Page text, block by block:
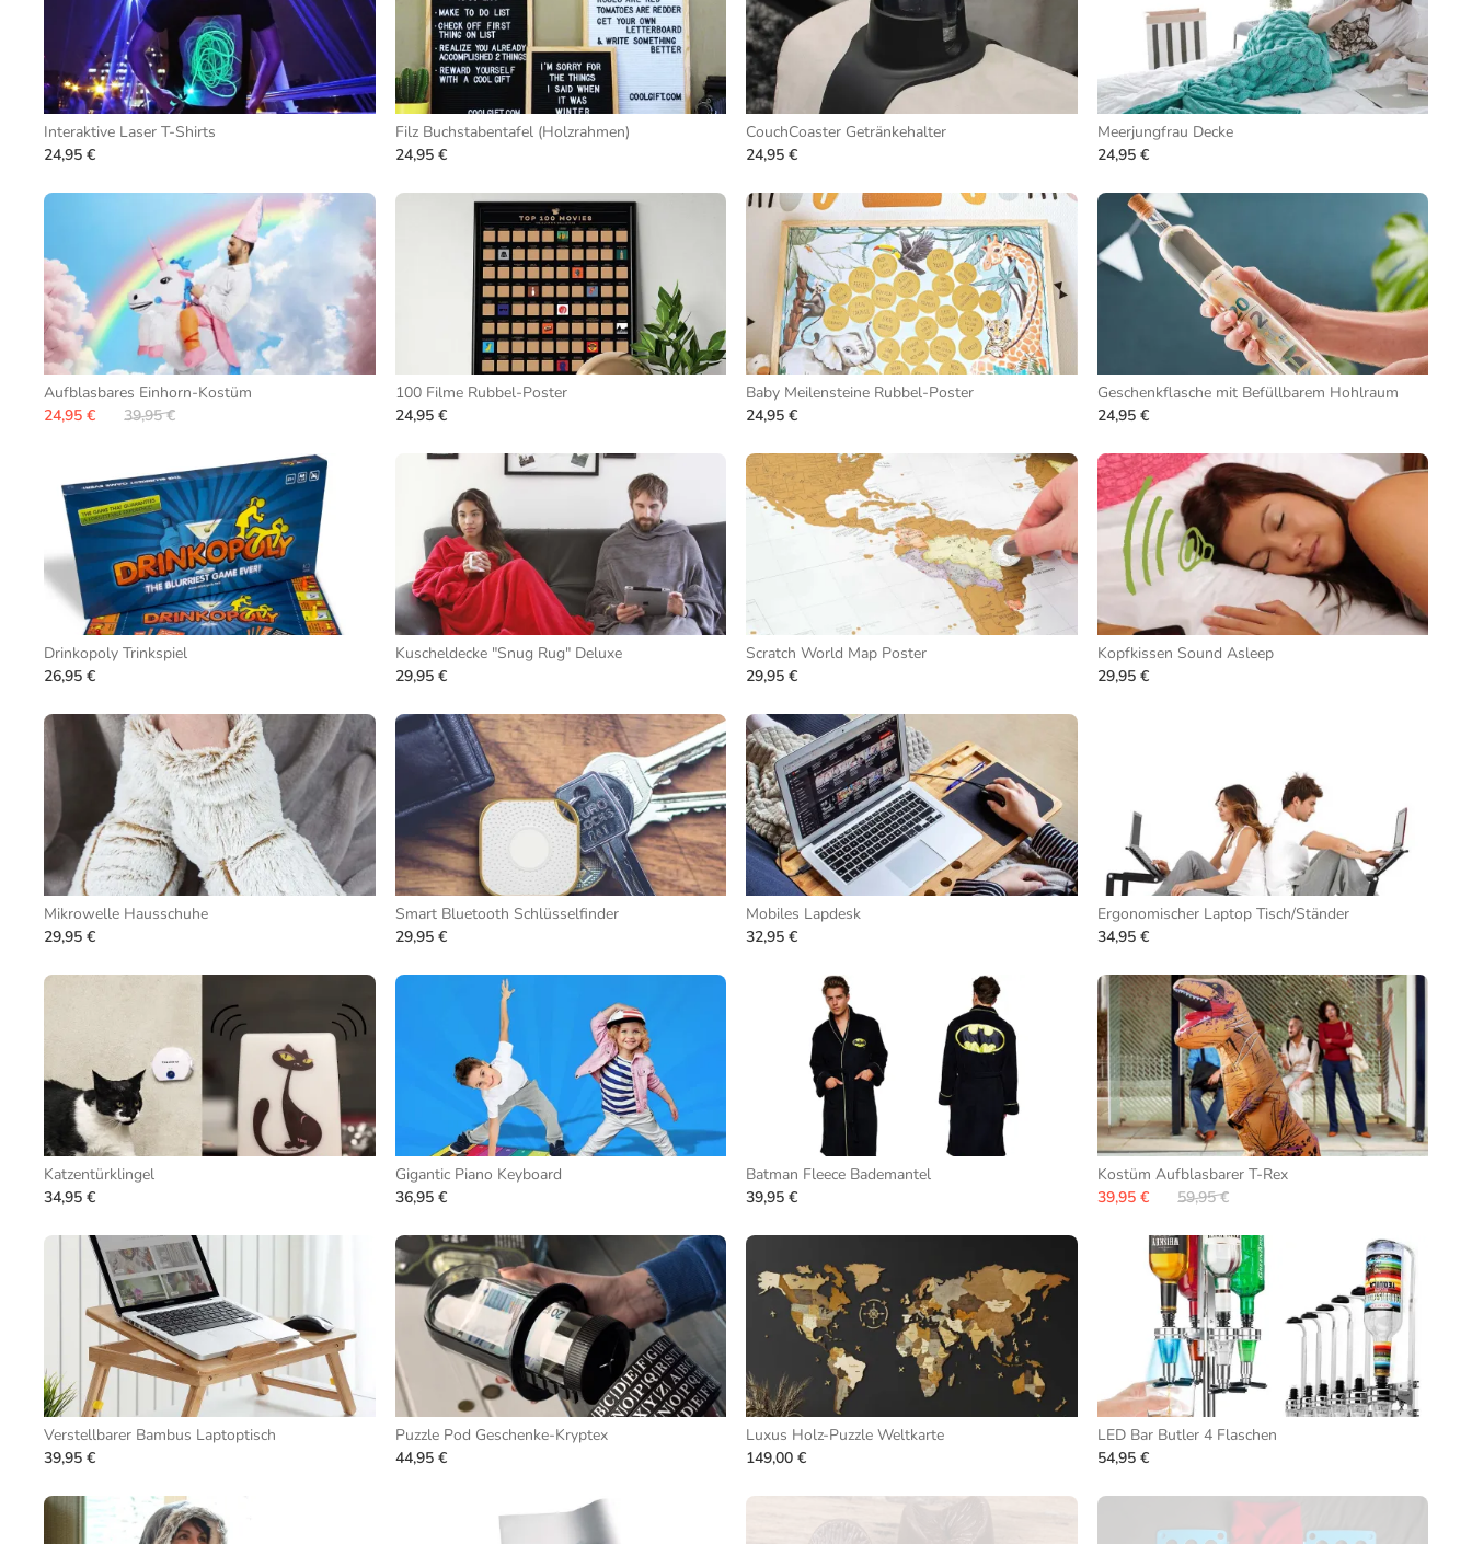
Interaktive Laser T-Shirts
24,95 €
Filz Buchstabentafel (Holzrahmen)
24,95 €
CouchCoaster Getränkehalter
24,95 €
Meerjungfrau Decke
24,95 €
Aufblasbares Einhorn-Kostüm
24,95 €
39,95 €
100 Filme Rubbel-Poster
24,95 €
Baby Meilensteine Rubbel-Poster
24,95 €
Geschenkflasche mit Befüllbarem Hohlraum
24,95 €
Drinkopoly Trinkspiel
26,95 €
Kuscheldecke "Snug Rug" Deluxe
29,95 €
Scratch World Map Poster
29,95 €
Kopfkissen Sound Asleep
29,95 €
Mikrowelle Hausschuhe
29,95 €
Smart Bluetooth Schlüsselfinder
29,95 €
Mobiles Lapdesk
32,95 €
Ergonomischer Laptop Tisch/Ständer
34,95 €
Katzentürklingel
34,95 €
Gigantic Piano Keyboard
36,95 €
Batman Fleece Bademantel
39,95 €
Kostüm Aufblasbarer T-Rex
39,95 €
59,95 €
Verstellbarer Bambus Laptoptisch
39,95 €
Puzzle Pod Geschenke-Kryptex
44,95 €
Luxus Holz-Puzzle Weltkarte
149,00 €
LED Bar Butler 4 Flaschen
54,95 €